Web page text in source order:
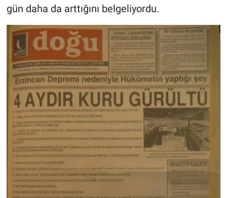
gün daha da arttığını belgeliyordu.